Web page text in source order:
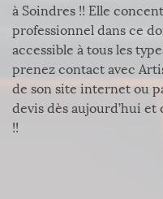
à Soindres !! Elle
professionnel dans ce
accessible à tous les
prenez contact avec
de son site internet ou
devis dès aujourd’hui
!!